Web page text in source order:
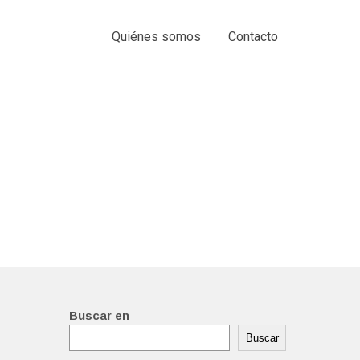
Quiénes somos Contacto
Buscar en
Buscar